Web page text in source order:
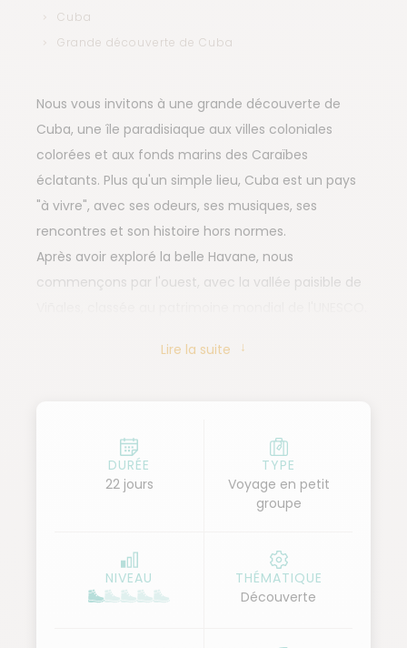
Cuba
Grande découverte de Cuba
Nous vous invitons à une grande découverte de
Cuba, une île paradisiaque aux villes coloniales
colorées et aux fonds marins des Caraïbes
éclatants. Plus qu'un simple lieu, Cuba est un pays
"à vivre", avec ses odeurs, ses musiques, ses
rencontres et son histoire hors normes.
Après avoir exploré la belle Havane, nous
commençons par l'ouest, avec la vallée paisible de
paysages de la Chine du Sud. Nous profitons
étape dans la Baie des Cochons, puis découvrons
Cienfuegos et Trinidad, réputées pour leurs centres
historiques d'architecture coloniale.
En passant par Sancti Spiritus et Camaguey, nous
montagnes de l'île, où nous visitons l'ancien poste
de commandement de Fidel Castro. Après la visite
Lire la suite
DURÉE
22 jours
TYPE
Voyage en petit
groupe
NIVEAU
THÉMATIQUE
Découverte